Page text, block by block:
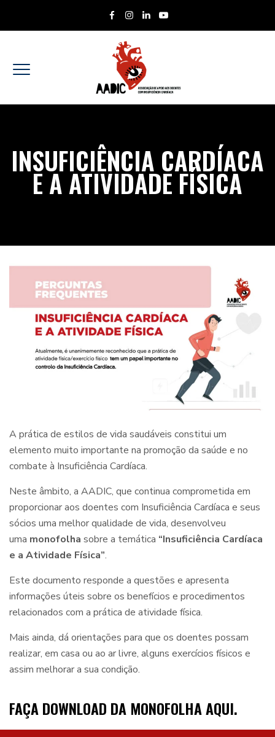
INSUFICIÊNCIA CARDÍACA
E A ATIVIDADE FÍSICA
A prática de estilos de vida saudáveis constitui um
elemento muito importante na promoção da saúde e no
combate à Insuficiência Cardíaca.
Neste âmbito, a AADIC, que continua comprometida em
proporcionar aos doentes com Insuficiência Cardíaca e seus
sócios uma melhor qualidade de vida, desenvolveu
uma monofolha sobre a temática “Insuficiência Cardíaca
e a Atividade Física”.
Este documento responde a questões e apresenta
informações úteis sobre os benefícios e procedimentos
relacionados com a prática de atividade física.
Mais ainda, dá orientações para que os doentes possam
realizar, em casa ou ao ar livre, alguns exercícios físicos e
assim melhorar a sua condição.
FAÇA DOWNLOAD DA MONOFOLHA AQUI.